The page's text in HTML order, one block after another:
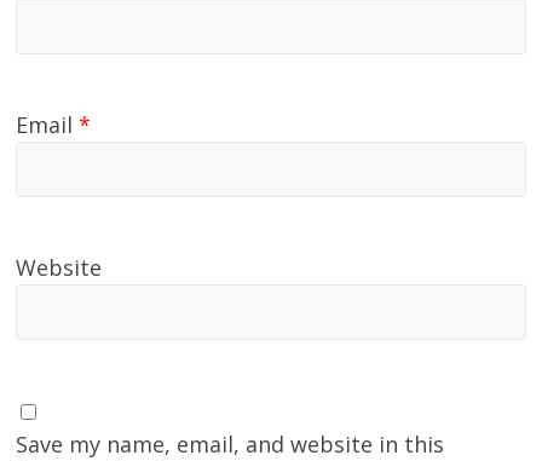
Email*
Website
Save my name, email, and website in this